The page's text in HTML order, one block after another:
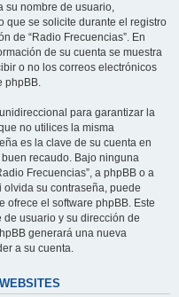
su nombre de usuario,
que se solicite durante el registro
de “Radio Frecuencias”. En
de su cuenta se muestra
o no los correos electrónicos
phpBB.
para garantizar la
no utilices la misma
es la clave de su cuenta en
recaudo. Bajo ninguna
Frecuencias”, a phpBB o a
olvida su contraseña, puede
ofrece el software phpBB. Este
usuario y su dirección de
generará una nueva
a su cuenta.